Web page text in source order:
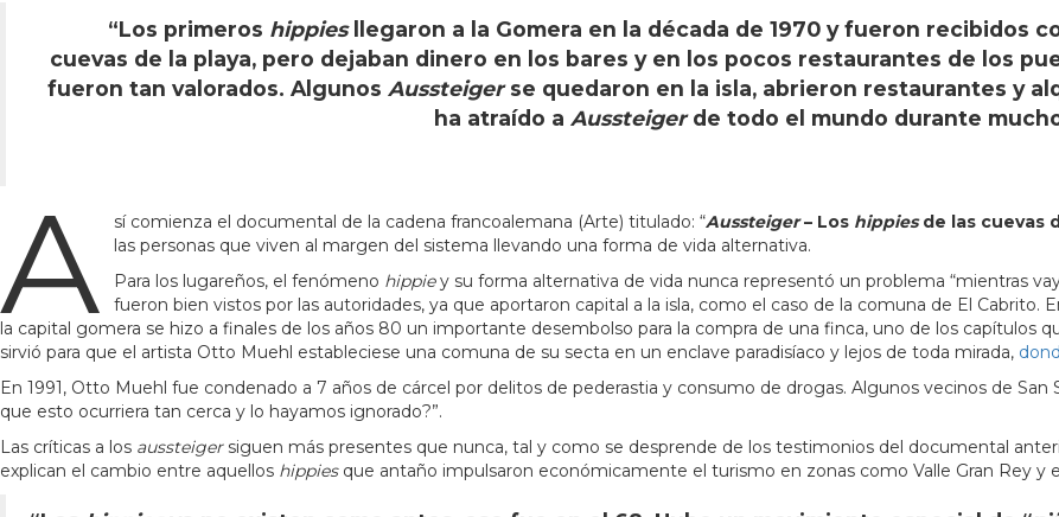
“Los primeros hippiesllegaron a la Gomera en la década de 1970 y fueron recibidos
cuevas de la playa, pero dejaban dinero en los bares y en los pocos restaurantes de los
fueron tan valorados. Algunos Aussteigerse quedaron en la isla, abrieron restaurantes y
ha atraído a Aussteigerde todo el mundo durante
A sí comienza el documental de la cadena francoalemana (Arte) titulado: “Aussteiger– Los hippiesde las cuevas
las personas que viven al margen del sistema llevando una forma de vida alternativa.
Para los lugareños, el fenómeno hippiey su forma alternativa de vida nunca representó un problema “mientras
fueron bien vistos por las autoridades, ya que aportaron capital a la isla, como el caso de la comuna de El Cabrito.
la capital gomera se hizo a finales de los años 80 un importante desembolso para la compra de una finca, uno de los capítulos
sirvió para que el artista Otto Muehl estableciese una comuna de su secta en un enclave paradisíaco y lejos de toda mirada,
En 1991, Otto Muehl fue condenado a 7 años de cárcel por delitos de pederastia y consumo de drogas. Algunos vecinos de
que esto ocurriera tan cerca y lo hayamos ignorado?”.
Las críticas a los aussteigersiguen más presentes que nunca, tal y como se desprende de los testimonios del documental
explican el cambio entre aquellos hippiesque antaño impulsaron económicamente el turismo en zonas como Valle Gran Rey y